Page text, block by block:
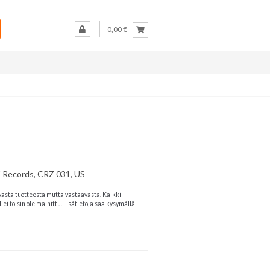
0,00 €
CRZ 031, US
tuotteesta mutta vastaavasta. Kaikki
toisin ole mainittu. Lisätietoja saa kysymällä